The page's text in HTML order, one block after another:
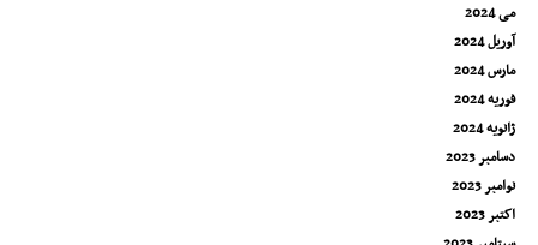
می 2024
آوریل 2024
مارس 2024
فوریه 2024
ژانویه 2024
دسامبر 2023
نوامبر 2023
اکتبر 2023